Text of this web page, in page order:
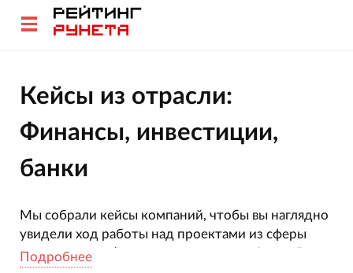
Кейсы из отрасли:
Финансы, инвестиции,
банки
Мы собрали кейсы компаний, чтобы вы наглядно
увидели ход работы над проектами из сферы
деятельности Финансы, инвестиции, банки. В
Подробнее